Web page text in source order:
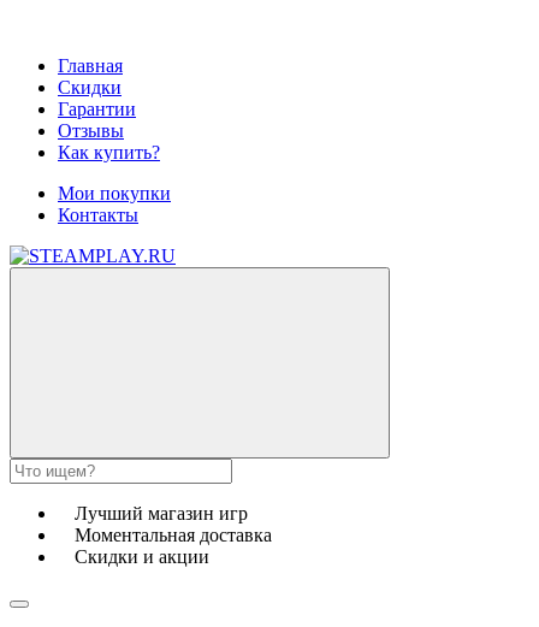
Главная
Скидки
Гарантии
Отзывы
Как купить?
Мои покупки
Контакты
Лучший магазин игр
Моментальная доставка
Скидки и акции